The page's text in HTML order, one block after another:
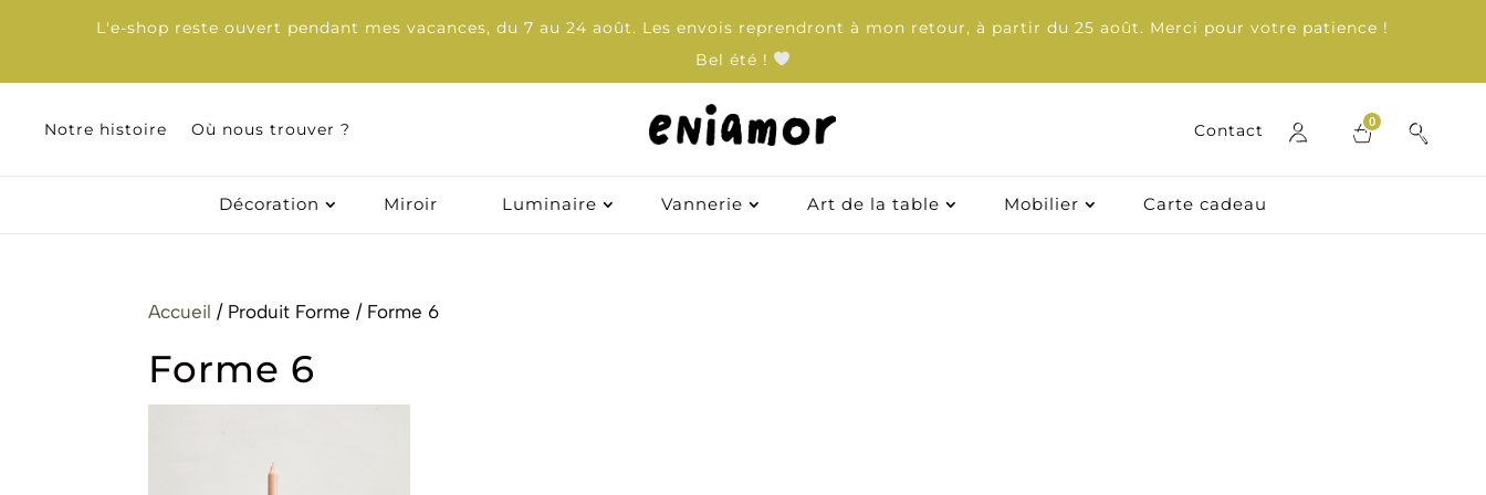
L'e-shop reste ouvert pendant mes vacances, du 7 au 24 août. Les envois reprendront à mon retour, à partir du 25 août. Merci pour votre patience !
Bel été !
Notre histoire Où nous trouver ? Contact 0
Décoration Miroir Luminaire Vannerie Art de la table Mobilier Carte cadeau
Notre histoire Où nous trouver ? Contact 0
Décoration Miroir Luminaire Vannerie Art de la table Mobilier Carte cadeau
Accueil / Produit Forme / Forme 6
Forme 6